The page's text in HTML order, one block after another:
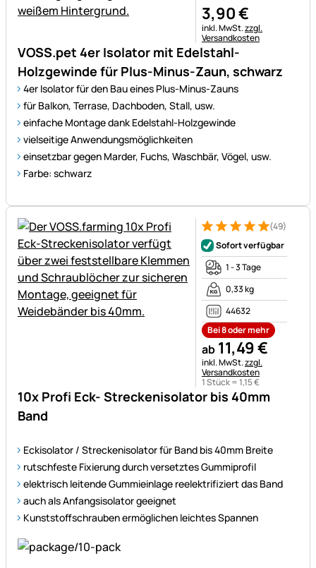
VOSS.pet 4er Isolator mit Edelstahl-
Holzgewinde für Plus-Minus-Zaun, schwarz
4er Isolator für den Bau eines Plus-Minus-Zauns
für Balkon, Terrase, Dachboden, Stall, usw.
einfache Montage dank Edelstahl-Holzgewinde
vielseitige Anwendungsmöglichkeiten
einsetzbar gegen Marder, Fuchs, Waschbär, Vögel, usw.
Farbe: schwarz
3,90€
Steuerhinweis:
inkl. MwSt.zzgl.
Versandkosten
10x Profi Eck- Streckenisolator bis 40mm
Band
Eckisolator / Streckenisolator für Band bis 40mm Breite
rutschfeste Fixierung durch versetztes Gummiprofil
elektrisch leitende Gummieinlage reelektrifiziert das Band
auch als Anfangsisolator geeignet
Kunststoffschrauben ermöglichen leichtes Spannen
Bewertung: 5 von 5 (49
49 Bewertungen (49)
Sofort verfügbar
1 - 3 Tage
0,33 kg
44632
Bei 8 oder mehr
ab 11,49€
Steuerhinweis:
inkl. MwSt.zzgl.
Versandkosten
1 Stück =1,15€